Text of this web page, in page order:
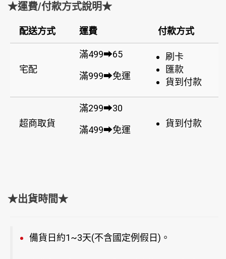
★運費/付款方式說明★
配送方式 運費 付款方式
宅配
滿499➡65
滿999➡免運
刷卡
匯款
貨到付款
超商取貨
滿299➡30
滿499➡免運
貨到付款
★出貨時間★
備貨日約1~3天(不含國定例假日)。